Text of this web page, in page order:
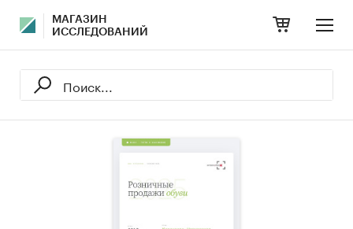
МАГАЗИН
ИССЛЕДОВАНИЙ